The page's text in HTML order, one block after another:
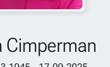
Cimperman